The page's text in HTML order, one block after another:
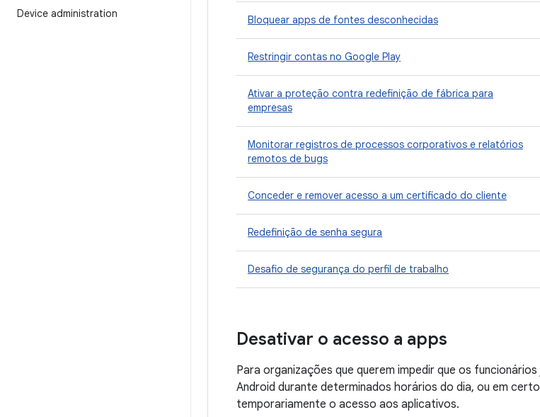
Device administration
Bloquear apps de fontes desconhecidas
Restringir contas no Google Play
Ativar a proteção contra redefinição de fábrica para
empresas
Monitorar registros de processos corporativos e relatórios
remotos de bugs
Conceder e remover acesso a um certificado do cliente
Redefinição de senha segura
Desafio de segurança do perfil de trabalho
Desativar o acesso a apps
Para organizações que querem impedir que os
Android durante determinados horários do dia, ou em
temporariamente o acesso aos aplicativos.